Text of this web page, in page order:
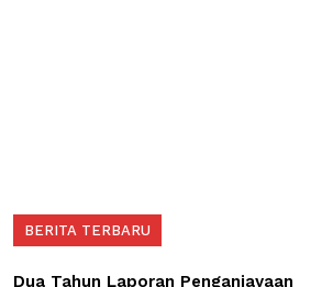
BERITA TERBARU
Dua Tahun Laporan Penganiayaan